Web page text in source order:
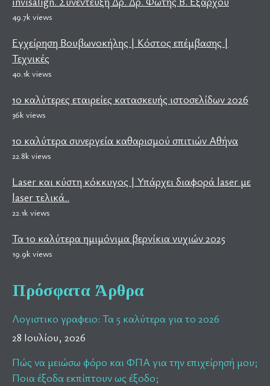
49.7k views
Εγχείρηση Βουβωνοκήλης | Κόστος επέμβασης |
Τεχνικές
40.1k views
10 καλύτερες εταιρείες κατασκευής ιστοσελίδων 2026
36k views
10 καλύτερα συνεργεία καθαρισμού σπιτιών Αθήνα
22.8k views
Laser και κύστη κόκκυγος | Υπάρχει διαφορά laser με
laser τελικά..
22.1k views
Τα 10 καλύτερα ημιμόνιμα βερνίκια νυχιών 2025
19.9k views
Πρόσφατα Άρθρα
Λογιστικο γραφειο: Τα 5 καλύτερα για το 2026
28 Ιουλίου, 2026
Πώς να μειώσω φόρο και ΦΠΑ για την επιχείρησή μου;
Ποια έξοδα εκπίπτουν ως έξοδο;